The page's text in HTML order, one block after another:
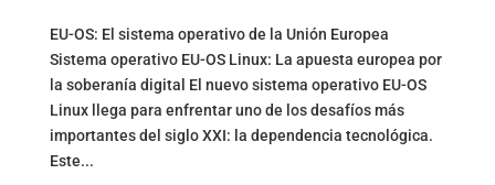
EU-OS: El sistema operativo de la Unión Europea
Sistema operativo EU-OS Linux: La apuesta europea por
la soberanía digital El nuevo sistema operativo EU-OS
Linux llega para enfrentar uno de los desafíos más
importantes del siglo XXI: la dependencia tecnológica.
Este...